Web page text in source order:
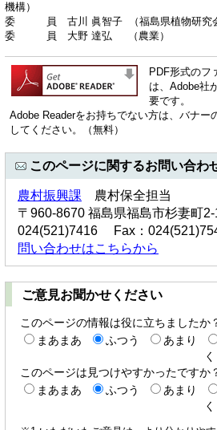
機構）
委 員 古川 眞智子 （福島県植物研究会
委 員 大野 達弘 （農業）
PDF形式のフ
は、Adobe社
要です。
Adobe Readerをお持ちでない方は、バナー
してください。（無料）
このページに関するお問い合わ
農村振興課 農村保全担当
〒960-8670 福島県福島市杉妻
024(521)7416 Fax：
問い合わせはこちらから
ご意見お聞かせください
このページの情報は役に立ちましたか
まあまあ
ふつう あまり
く
このページは見つけやすかったですか
まあまあ
ふつう あまり
く